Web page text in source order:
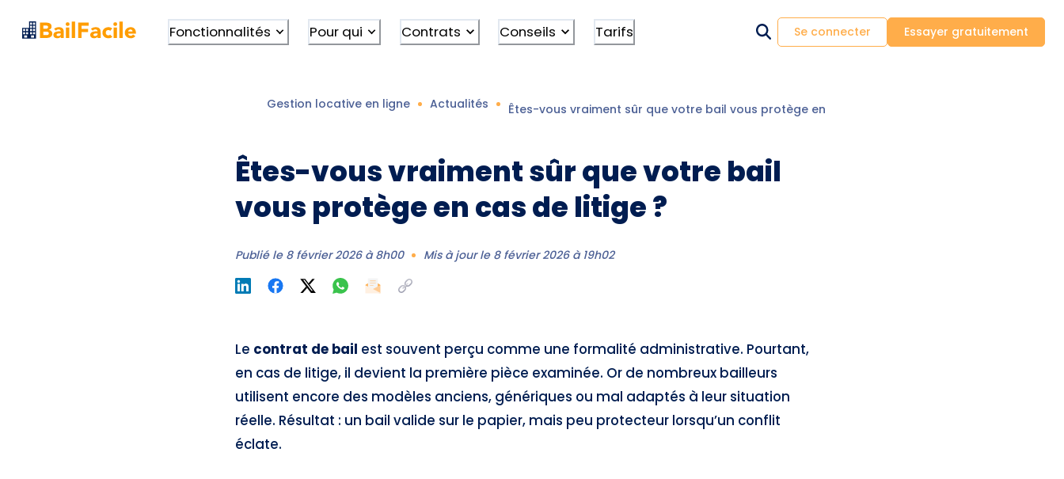
Fonctionnalités Pour qui Contrats Conseils Tarifs Se connecter Essayer gratuitement
Gestion locative en ligne Actualités Êtes-vous vraiment sûr que votre bail vous protège en cas de litige ?
Êtes-vous vraiment sûr que votre bail
vous protège en cas de litige ?
Publié le 8 février 2026 à 8h00 Mis à jour le 8 février 2026 à 19h02
Le contrat de bail est souvent perçu comme une formalité administrative. Pourtant,
en cas de litige, il devient la première pièce examinée. Or de nombreux bailleurs
utilisent encore des modèles anciens, génériques ou mal adaptés à leur situation
réelle. Résultat : un bail valide sur le papier, mais peu protecteur lorsqu’un conflit
éclate.